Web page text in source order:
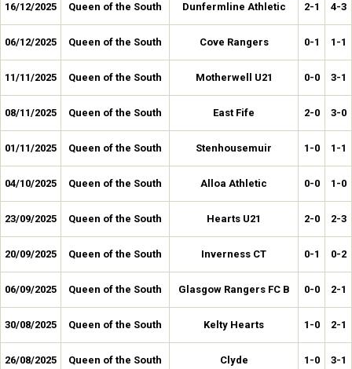
16/12/2025 Queen of the South Dunfermline Athletic 2-1 4-3
06/12/2025 Queen of the South Cove Rangers 0-1 1-1
11/11/2025 Queen of the South Motherwell U21 0-0 3-1
08/11/2025 Queen of the South East Fife 2-0 3-0
01/11/2025 Queen of the South Stenhousemuir 1-0 1-1
04/10/2025 Queen of the South Alloa Athletic 0-0 1-0
23/09/2025 Queen of the South Hearts U21 2-0 2-3
20/09/2025 Queen of the South Inverness CT 0-1 0-2
06/09/2025 Queen of the South Glasgow Rangers FC B 0-0 2-1
30/08/2025 Queen of the South Kelty Hearts 1-0 2-1
26/08/2025 Queen of the South Clyde 1-0 3-1